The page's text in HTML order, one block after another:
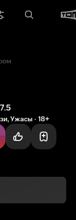
Ужасы 18+